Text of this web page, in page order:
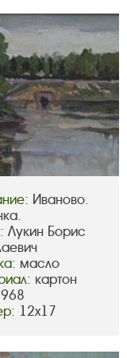
Иваново.
Лукин Борис
масло
картон
12х17